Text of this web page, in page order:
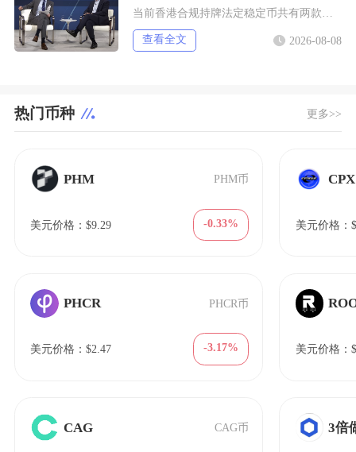
查看全文 2026-08-08
热门币种 更多>>
PHM PHM币
美元价格：$9.29 -0.33%
PHCR PHCR币
美元价格：$2.47 -3.17%
CAG CAG币
CPX
美元价格：
美元价格：
3倍